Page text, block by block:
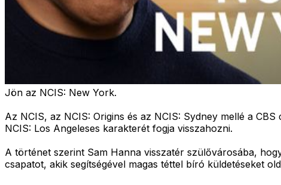
Jön az NCIS: New York.
Az NCIS, az NCIS: Origins és az NCIS: Sydney mellé a
NCIS: Los Angeleses karakterét fogja visszahozni.
A történet szerint Sam Hanna visszatér szülővárosába,
csapatot, akik segítségével magas téttel bíró küldetéseket